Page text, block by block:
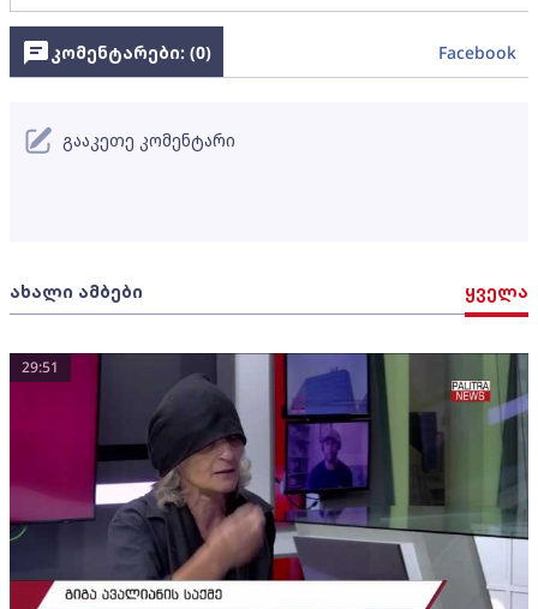
ახალი ამბები ყველა
29:51
კომენტარები: (0) Facebook
გააკეთე კომენტარი